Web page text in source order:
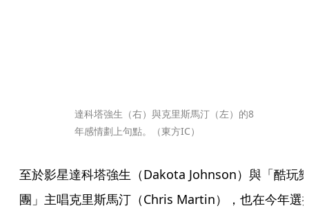
達科塔強生（右）與克里斯馬汀（左）的8
年感情劃上句點。（東方IC）
至於影星達科塔強生（Dakota Johnson）與「酷玩
團」主唱克里斯馬汀（Chris Martin），也在今年選